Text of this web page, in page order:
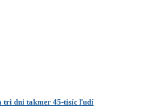
tri dni takmer 45-tisíc ľudí